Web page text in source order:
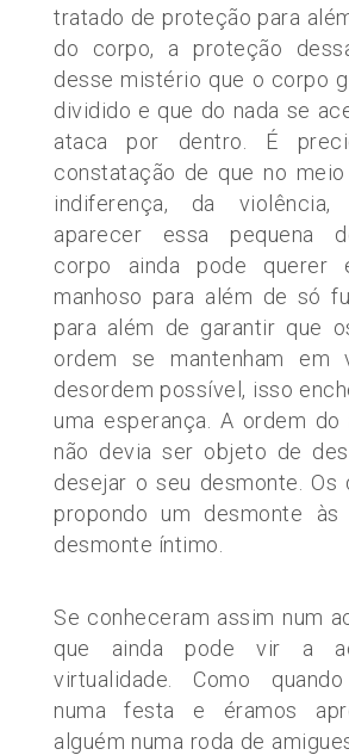
tratado de proteção para
do corpo, a proteção
desse mistério que o corpo
dividido e que do nada se
ataca por dentro. É
constatação de que no
indiferença, da
aparecer essa pequena
corpo ainda pode querer
manhoso para além de só
para além de garantir que
ordem se mantenham em
desordem possível, isso
uma esperança. A ordem do
não devia ser objeto de
desejar o seu desmonte. Os
propondo um desmonte às
desmonte íntimo.
Se conheceram assim num
que ainda pode vir a
virtualidade. Como
numa festa e éramos
alguém numa roda de